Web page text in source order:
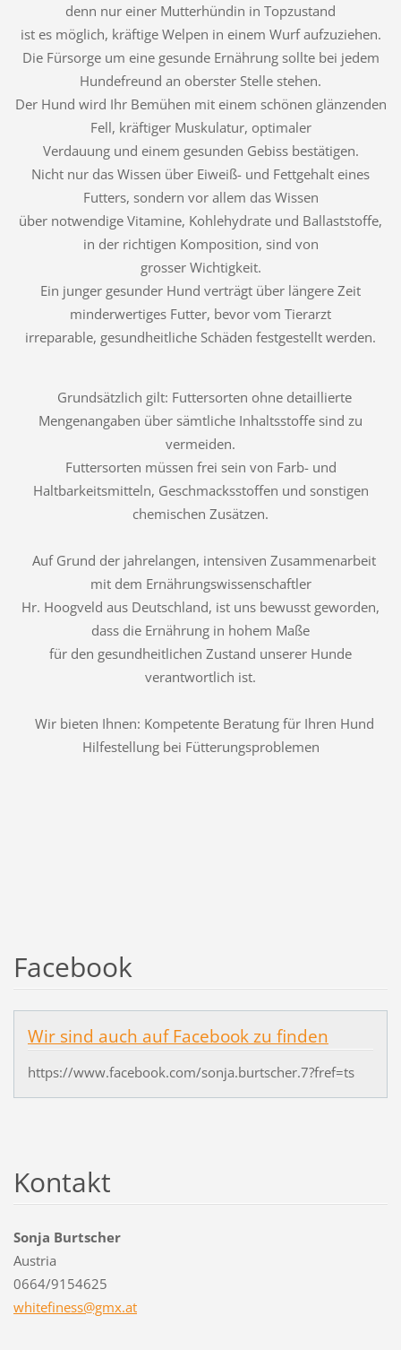
denn nur einer Mutterhündin in Topzustand
ist es möglich, kräftige Welpen in einem Wurf aufzuziehen.
Die Fürsorge um eine gesunde Ernährung sollte bei jedem
Hundefreund an oberster Stelle stehen.
Der Hund wird Ihr Bemühen mit einem schönen glänzenden
Fell, kräftiger Muskulatur, optimaler
Verdauung und einem gesunden Gebiss bestätigen.
Nicht nur das Wissen über Eiweiß- und Fettgehalt eines
Futters, sondern vor allem das Wissen
über notwendige Vitamine, Kohlehydrate und Ballaststoffe,
in der richtigen Komposition, sind von
grosser Wichtigkeit.
Ein junger gesunder Hund verträgt über längere Zeit
minderwertiges Futter, bevor vom Tierarzt
irreparable, gesundheitliche Schäden festgestellt werden.
Grundsätzlich gilt: Futtersorten ohne detaillierte
Mengenangaben über sämtliche Inhaltsstoffe sind zu
vermeiden.
Futtersorten müssen frei sein von Farb- und
Haltbarkeitsmitteln, Geschmacksstoffen und sonstigen
chemischen Zusätzen.
Auf Grund der jahrelangen, intensiven Zusammenarbeit
mit dem Ernährungswissenschaftler
Hr. Hoogveld aus Deutschland, ist uns bewusst geworden,
dass die Ernährung in hohem Maße
für den gesundheitlichen Zustand unserer Hunde
verantwortlich ist.
Wir bieten Ihnen: Kompetente Beratung für Ihren Hund
Hilfestellung bei Fütterungsproblemen
Facebook
Wir sind auch auf Facebook zu finden
https://www.facebook.com/sonja.burtscher.7?fref=ts
Kontakt
Sonja Burtscher
Austria
0664/9154625
whitefiness@gmx.at